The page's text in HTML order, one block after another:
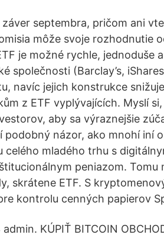
septembra, pričom ani
môže svoje rozhodnutie
je možné rychle, jednoduše
společnosti (Barclay’s,
navíc jejich konstrukce
z ETF vyplývajících. Myslí
aby sa výraznejšie
názor, ako mnohí iní
mladého trhu s
peniazom. Tomu
skrátene ETF. S
kontrolu cenných papierov
KÚPIŤ BITCOIN